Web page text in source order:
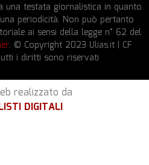
una testata giornalistica in quanto
periodicità. Non può pertanto
ai sensi della legge n° 62 del
. © Copyright 2023 Ulias.it | CF
i diritti sono riservati
realizzato da
DIGITALI